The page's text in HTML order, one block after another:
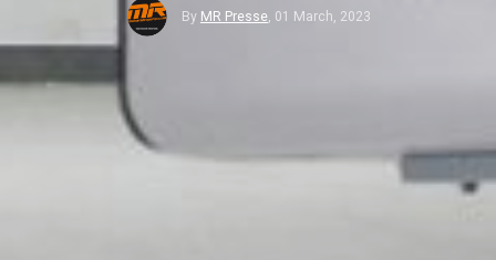
By MR Presse, 01 March, 2023